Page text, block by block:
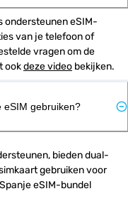
ondersteunen eSIM-
van je telefoon of
vragen om de
ook deze video bekijken.
eSIM gebruiken?
bieden dual-
gebruiken voor
eSIM-bundel